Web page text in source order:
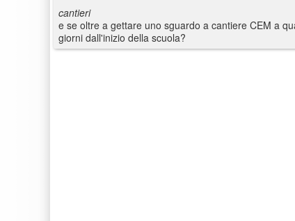
cantieri
e se oltre a gettare uno sguardo a cantiere CEM a
giorni dall'inizio della scuola?